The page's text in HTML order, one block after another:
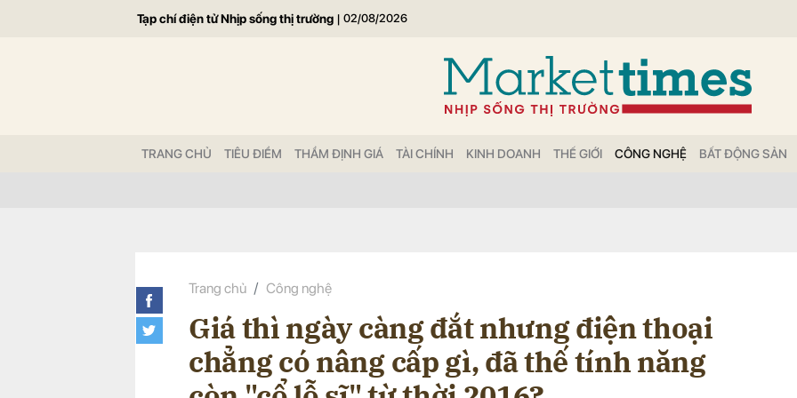
Tạp chí điện tử Nhịp sống thị trường | 02/08/2026
TRANG CHỦ TIÊU ĐIỂM THẨM ĐỊNH GIÁ TÀI CHÍNH KINH DOANH THẾ GIỚI CÔNG NGHỆ BẤT ĐỘNG SẢN
Trang chủ Công nghệ
Giá thì ngày càng đắt nhưng điện thoại
chẳng có nâng cấp gì, đã thế tính năng
Gửi bình luận